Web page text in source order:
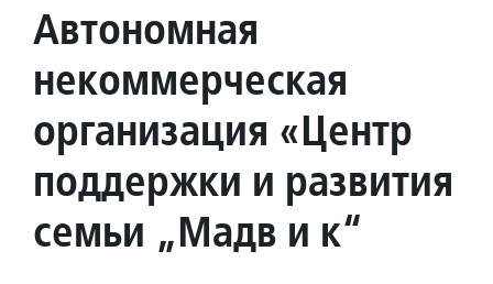
Автономная
некоммерческая
организация «Центр
поддержки и развития
семьи „Мадв и к“